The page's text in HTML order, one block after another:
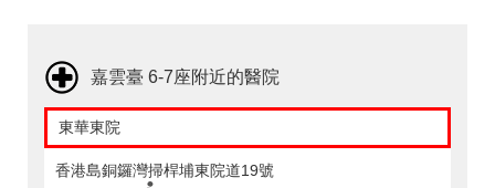
嘉雲臺 6-7座附近的醫院
東華東院
香港島銅鑼灣掃桿埔東院道19號